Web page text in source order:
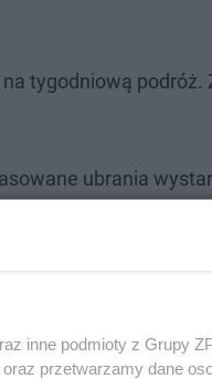
tygodniową podróż.
ubrania
Gdybyście
w opisie nagrania:
powstańców
inne podmioty z Grupy
przetwarzamy dane